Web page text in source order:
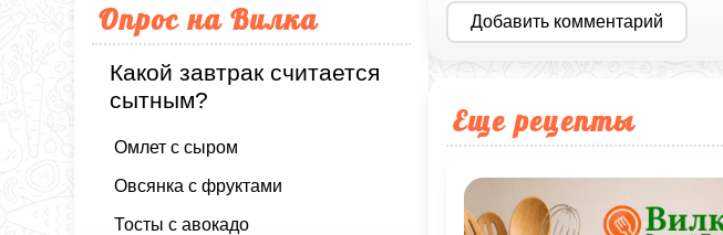
Опрос на Вилка
Какой завтрак считается
сытным?
Омлет с сыром
Овсянка с фруктами
Тосты с авокадо
Добавить комментарий
Еще рецепты